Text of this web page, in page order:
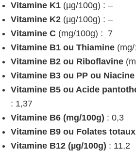
Vitamine K1 (µg/100g) : –
Vitamine K2 (µg/100g) : –
Vitamine C (mg/100g) : 7
Vitamine B1 ou Thiamine
Vitamine B2 ou Riboflavine
Vitamine B3 ou PP ou Niacine
Vitamine B5 ou Acide
: 1,37
Vitamine B6 (mg/100g) : 0,3
Vitamine B9 ou Folates totaux
Vitamine B12 (µg/100g) : 11,2